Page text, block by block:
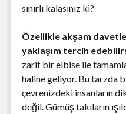
sınırlı kalasınız ki?
Özellikle akşam
yaklaşım tercih
zarif bir elbise ile
haline geliyor. Bu tarzda
çevrenizdeki insanların
değil. Gümüş takıların